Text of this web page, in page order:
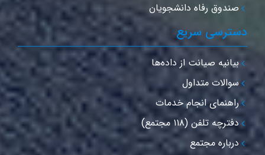
صندوق رفاه دانشجویان
سریع
بیانیه صیانت از داده‌ها
سوالات متداول
راهنمای انجام خدمات
دفترچه تلفن (۱۱۸ مجتمع)
درباره مجتمع